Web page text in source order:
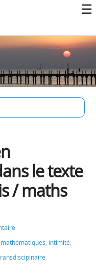
le texte
/ maths
mathématiques, intimité,
,